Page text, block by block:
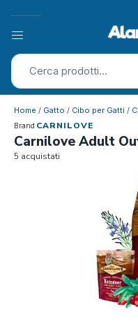
Home / Gatto / Cibo per Gatti /
Brand CARNILOVE
Carnilove Adult
5 acquistati